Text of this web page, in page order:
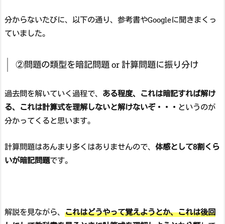
分からないたびに、以下の通り、参考書やGoogleに聞きまくっ
ていました。
②問題の類型を暗記問題 or 計算問題に振り分け
過去問を解いていく過程で、 ある程度、これは暗記すれば解け
る、これは計算式を理解しないと解けないぞ・・・ というのが
分かってくると思います。
計算問題はあんまり多くはありませんので、 体感として8割くら
いが暗記問題です。
解説を見ながら、 これはどうやって覚えようとか、これは後回